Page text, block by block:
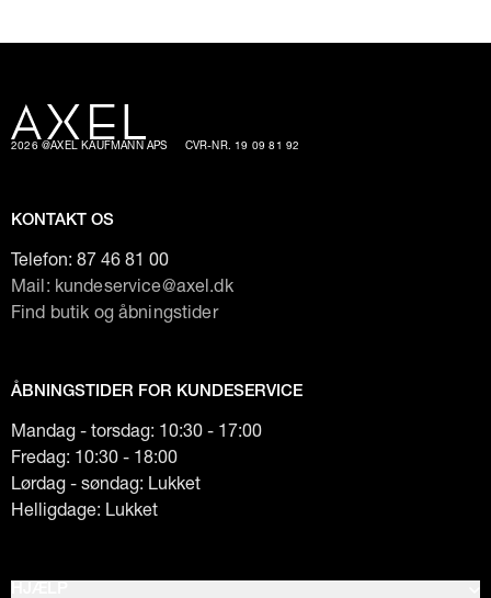
2026 @AXEL KAUFMANN APS CVR-NR. 19 09 81 92
KONTAKT OS
Telefon: 87 46 81 00
Mail: kundeservice@axel.dk
Find butik og åbningstider
ÅBNINGSTIDER FOR KUNDESERVICE
Mandag - torsdag: 10:30 - 17:00
Fredag: 10:30 - 18:00
Lørdag - søndag: Lukket
Helligdage: Lukket